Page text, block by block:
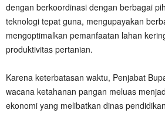
dengan berkoordinasi dengan berbagai
teknologi tepat guna, mengupayakan
mengoptimalkan pemanfaatan lahan
produktivitas pertanian.
Karena keterbatasan waktu, Penjabat
wacana ketahanan pangan meluas
ekonomi yang melibatkan dinas